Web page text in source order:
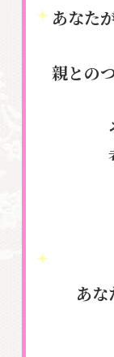
あなた
親との
あな